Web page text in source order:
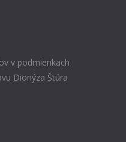
v podmienkach
Dionýza Štúra